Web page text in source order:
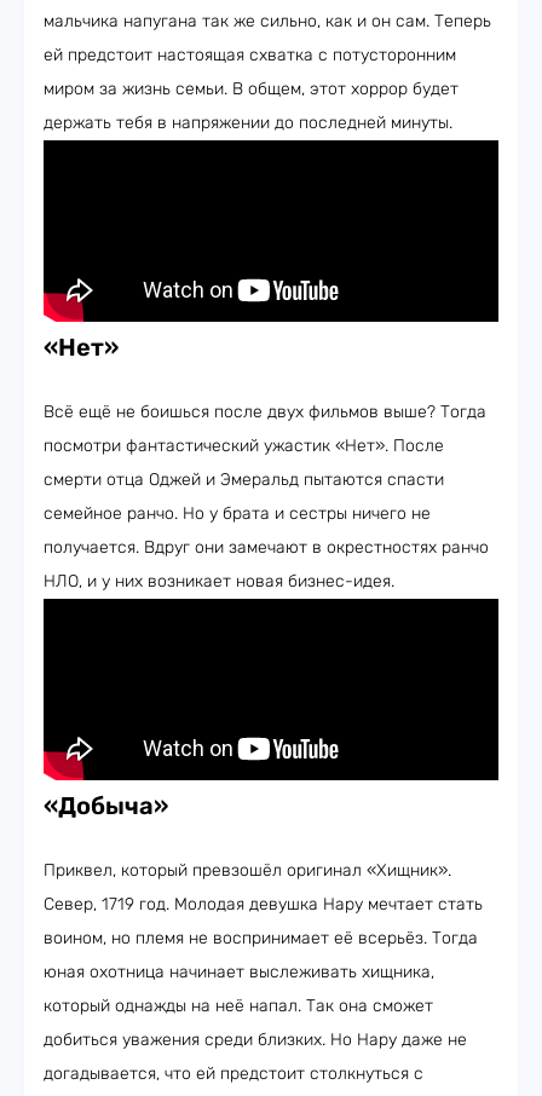
мальчика напугана так же сильно, как и он сам. Теперь
ей предстоит настоящая схватка с потусторонним
миром за жизнь семьи. В общем, этот хоррор будет
держать тебя в напряжении до последней минуты.
«Нет»
Всё ещё не боишься после двух фильмов выше? Тогда
посмотри фантастический ужастик «Нет». После
смерти отца Оджей и Эмеральд пытаются спасти
семейное ранчо. Но у брата и сестры ничего не
получается. Вдруг они замечают в окрестностях ранчо
НЛО, и у них возникает новая бизнес-идея.
«Добыча»
Приквел, который превзошёл оригинал «Хищник».
Север, 1719 год. Молодая девушка Нару мечтает стать
воином, но племя не воспринимает её всерьёз. Тогда
юная охотница начинает выслеживать хищника,
который однажды на неё напал. Так она сможет
добиться уважения среди близких. Но Нару даже не
догадывается, что ей предстоит столкнуться с